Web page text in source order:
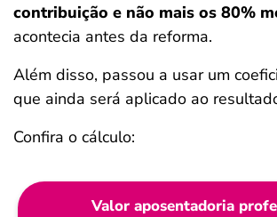
contribuição e não mais os 80%
acontecia antes da reforma.
Além disso, passou a usar um
que ainda será aplicado ao
Confira o cálculo:
Valor aposentadoria